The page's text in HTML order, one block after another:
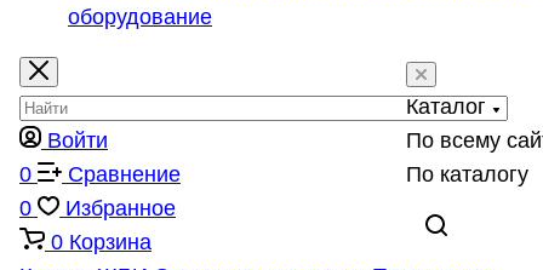
оборудование
Каталог
По всему
По каталогу
Войти
0
Сравнение
0
Избранное
0 Корзина